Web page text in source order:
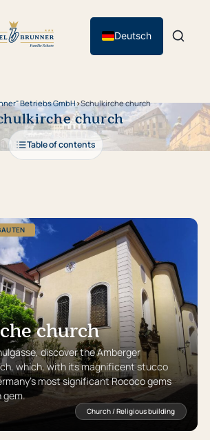
Deutsch
Betriebs GmbH›Schulkirche church
church
Table of contents
church
discover the Amberger
which, with its magnificent stucco
most significant Rococo gems
gem.
Church / Religious building